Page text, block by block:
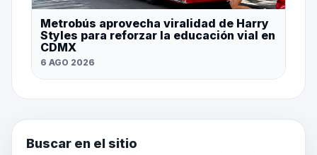
Metrobús aprovecha viralidad de Harry
Styles para reforzar la educación vial en
CDMX
6 AGO 2026
Buscar en el sitio